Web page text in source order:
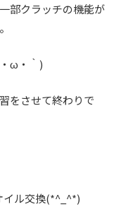
部クラッチの機能が
ω・｀)
をさせて終わりで
イル交換(*^_^*)